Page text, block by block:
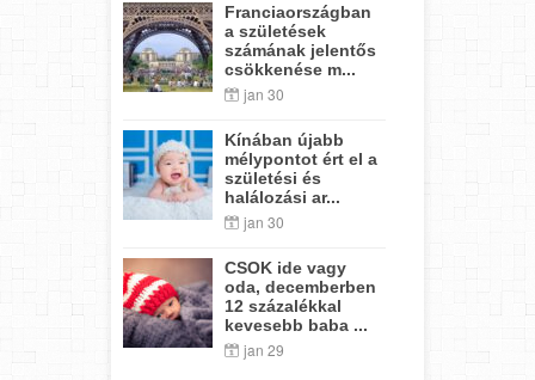
Franciaországban
a születések
számának jelentős
csökkenése m...
jan 30
Kínában újabb
mélypontot ért el a
születési és
halálozási ar...
jan 30
CSOK ide vagy
oda, decemberben
12 százalékkal
kevesebb baba ...
jan 29